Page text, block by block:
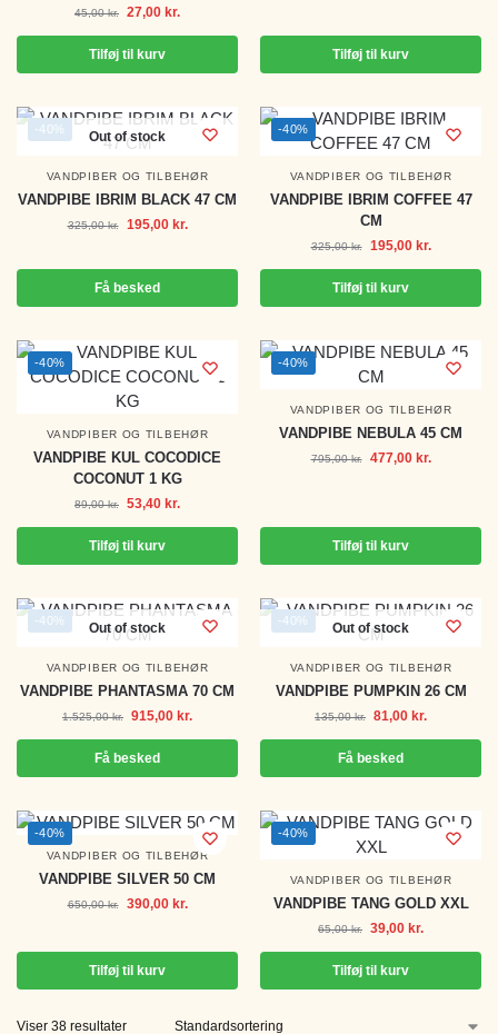
45,00kr. 27,00 kr.
Tilføj til kurv Tilføj til kurv
-40% Out of stock
VANDPIBER OG TILBEHØR
VANDPIBE IBRIM BLACK 47 CM
325,00kr. 195,00 kr.
Få besked
-40%
VANDPIBER OG TILBEHØR
VANDPIBE IBRIM COFFEE 47
CM
325,00kr. 195,00 kr.
Tilføj til kurv
-40%
VANDPIBER OG TILBEHØR
VANDPIBE KUL COCODICE
COCONUT 1 KG
89,00kr. 53,40 kr.
Tilføj til kurv
-40%
VANDPIBER OG TILBEHØR
VANDPIBE NEBULA 45 CM
795,00kr. 477,00 kr.
Tilføj til kurv
-40% Out of stock
VANDPIBER OG TILBEHØR
VANDPIBE PHANTASMA 70 CM
1.525,00kr. 915,00 kr.
Få besked
-40% Out of stock
VANDPIBER OG TILBEHØR
VANDPIBE PUMPKIN 26 CM
135,00kr. 81,00 kr.
Få besked
-40%
VANDPIBER OG TILBEHØR
VANDPIBE SILVER 50 CM
650,00kr. 390,00 kr.
Tilføj til kurv
-40%
VANDPIBER OG TILBEHØR
VANDPIBE TANG GOLD XXL
65,00kr. 39,00 kr.
Tilføj til kurv
Viser 38 resultater